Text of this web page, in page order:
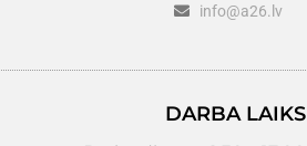
info@a26.lv
DARBA LAIKS